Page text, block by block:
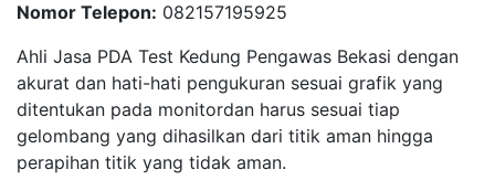
Nomor Telepon: 082157195925
Ahli Jasa PDA Test Kedung Pengawas Bekasi dengan
akurat dan hati-hati pengukuran sesuai grafik yang
ditentukan pada monitordan harus sesuai tiap
gelombang yang dihasilkan dari titik aman hingga
perapihan titik yang tidak aman.